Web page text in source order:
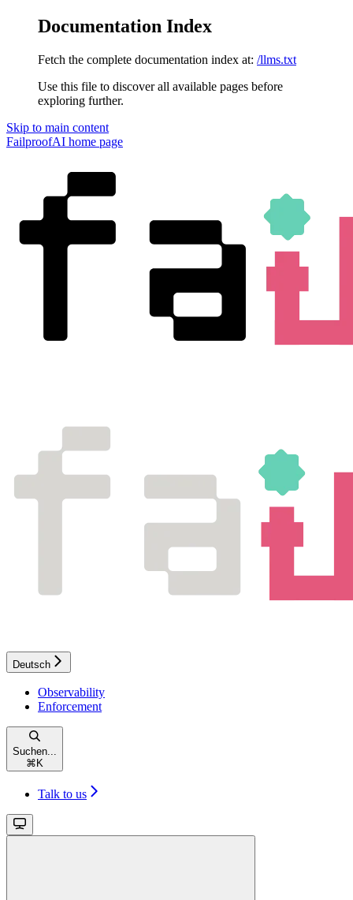
Documentation Index
Fetch the complete documentation index at: /llms.txt
Use this file to discover all available pages before
exploring further.
Skip to main content
FailproofAI home page
Deutsch
Observability
Enforcement
Suchen...
⌘ K
Talk to us